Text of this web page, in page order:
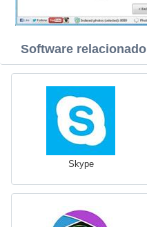
Software relacionado
Skype